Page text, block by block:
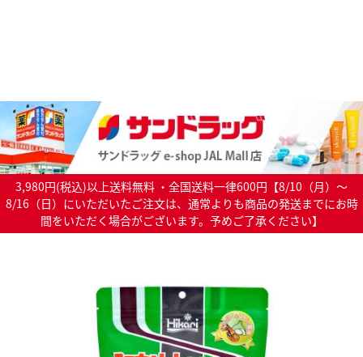
3,980円(税込)以上送料無料 ・全国送料一律600円【8/10（月）～
8/16（日）にいただいたご注文は、通常よりも商品の発送までにお時
間をいただく場合がございます。予めご了承ください】